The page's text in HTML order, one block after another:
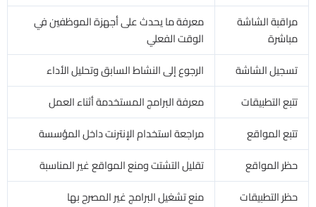
مراقبة الشاشة
مباشرة
معرفة ما يحدث على أجهزة الموظفين في
الوقت الفعلي
تسجيل الشاشة
الرجوع إلى النشاط السابق وتحليل الأداء
تتبع التطبيقات
معرفة البرامج المستخدمة أثناء العمل
تتبع المواقع
مراجعة استخدام الإنترنت داخل المؤسسة
حظر المواقع
تقليل التشتت ومنع المواقع غير المناسبة
حظر التطبيقات
منع تشغيل البرامج غير المصرح بها